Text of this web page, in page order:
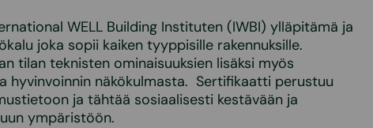
WELL Building Instituten (IWBI) ylläpitämä ja
joka sopii kaiken tyyppisille rakennuksille.
tilan teknisten ominaisuuksien lisäksi myös
hyvinvoinnin näkökulmasta. Sertifikaatti perustuu
ja tähtää sosiaalisesti kestävään ja
ympäristöön.